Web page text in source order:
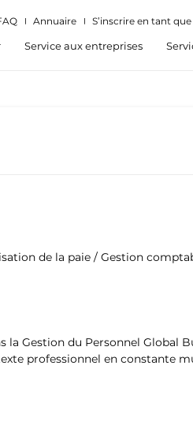
Annuaire S’inscrire en tant
Service aux entreprises
de la paie / Gestion
la Gestion du Personnel
professionnel en constante